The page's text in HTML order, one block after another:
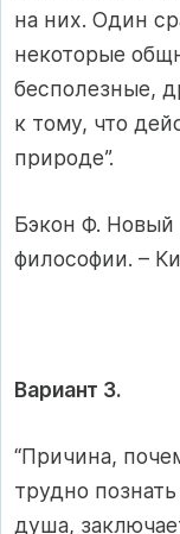
на них. Один
некоторые
бесполезные,
к тому, что
природе”.
Бэкон Ф. Новый
философии. –
Вариант 3.
“Причина,
трудно
душа,